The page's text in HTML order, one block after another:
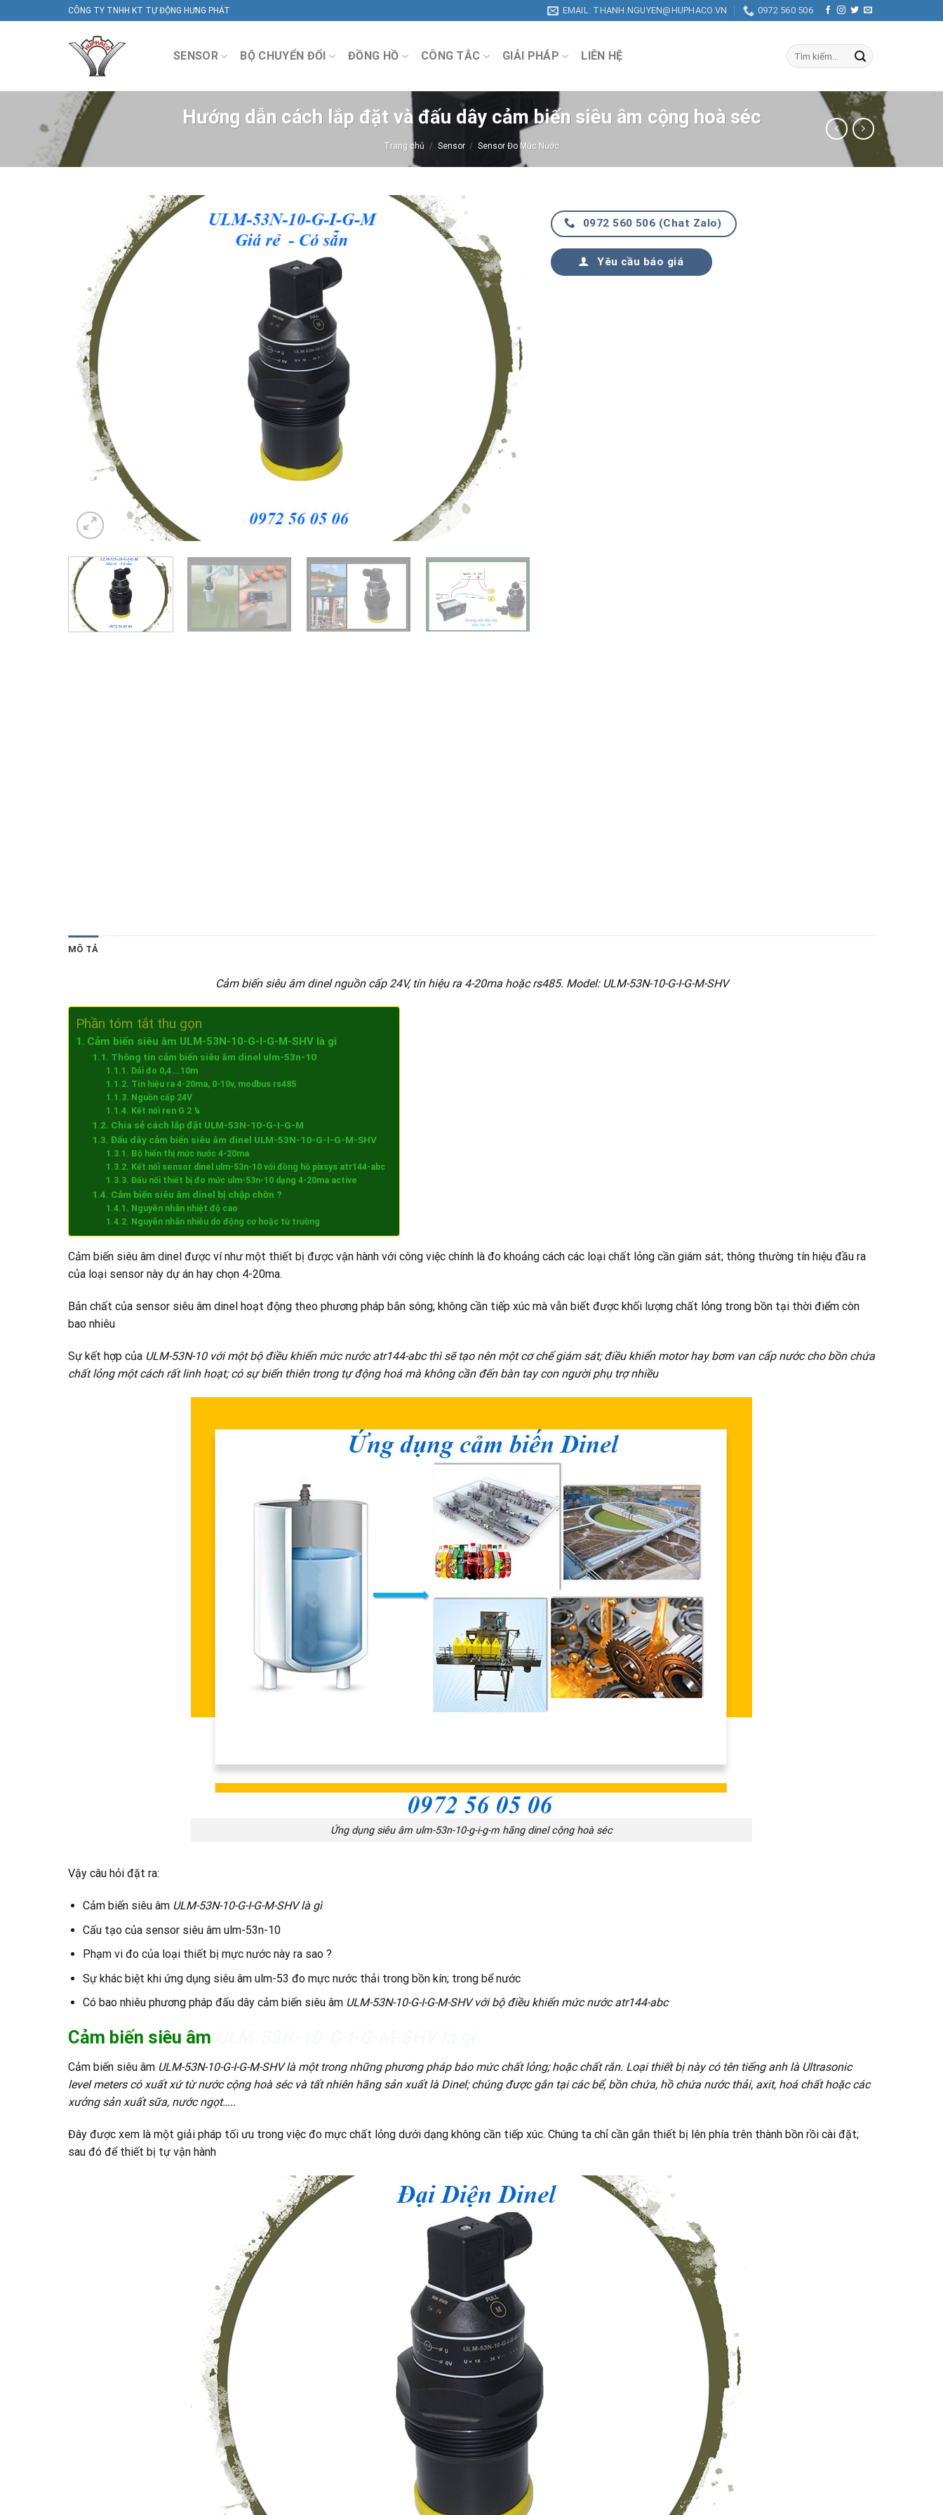
to
CÔNG TY TNHH KT TỰ ĐỘNG HƯNG PHÁT EMAIL: THANH.NGUYEN@HUPHACO.VN 0972 560 506
SENSOR BỘ CHUYỂN ĐỔI ĐỒNG HỒ CÔNG TẮC GIẢI PHÁP LIÊN HỆ
Tìm
kiếm:
Hướng dẫn cách lắp đặt và đấu dây cảm biến siêu âm cộng hoà séc
Trang chủ / Sensor / Sensor Đo Mức Nước
0972 560 506 (Chat Zalo)
Yêu cầu báo giá
MÔ TẢ
Cảm biến siêu âm dinel nguồn cấp 24V, tín hiệu ra 4-20ma hoặc rs485. Model: ULM-53N-10-G-I-G-M-SHV
Phần tóm tắt thu gọn
Cảm biến siêu âm ULM-53N-10-G-I-G-M-SHV là gì
Thông tin cảm biến siêu âm dinel ulm-53n-10
Dải đo 0,4….10m
Tín hiệu ra 4-20ma, 0-10v, modbus rs485
Nguồn cấp 24V
Kết nối ren G 2 ¼
Chia sẻ cách lắp đặt ULM-53N-10-G-I-G-M
Đấu dây cảm biến siêu âm dinel ULM-53N-10-G-I-G-M-SHV
Bộ hiển thị mức nước 4-20ma
Kết nối sensor dinel ulm-53n-10 với đồng hồ pixsys atr144-abc
Đấu nối thiết bị đo mức ulm-53n-10 dạng 4-20ma active
Cảm biến siêu âm dinel bị chập chờn ?
Nguyên nhân nhiệt độ cao
Nguyên nhân nhiễu do động cơ hoặc từ trường
Cảm biến siêu âm dinel được ví như một thiết bị được vận hành với công việc chính là đo khoảng cách các loại chất lỏng cần giám sát; thông thường tín hiệu đầu ra
của loại sensor này dự án hay chọn 4-20ma.
Bản chất của sensor siêu âm dinel hoạt động theo phương pháp bắn sóng; không cần tiếp xúc mà vẫn biết được khối lượng chất lỏng trong bồn tại thời điểm còn
bao nhiêu
Sự kết hợp của ULM-53N-10 với một bộ điều khiển mức nước atr144-abc thì sẽ tạo nên một cơ chế giám sát; điều khiển motor hay bơm van cấp nước cho bồn chứa
chất lỏng một cách rất linh hoạt; có sự biến thiên trong tự động hoá mà không cần đến bàn tay con người phụ trợ nhiều
Ứng dụng siêu âm ulm-53n-10-g-i-g-m hãng dinel cộng hoà séc
Vậy câu hỏi đặt ra:
Cảm biến siêu âm ULM-53N-10-G-I-G-M-SHV là gì
Cấu tạo của sensor siêu âm ulm-53n-10
Phạm vi đo của loại thiết bị mực nước này ra sao ?
Sự khác biệt khi ứng dụng siêu âm ulm-53 đo mực nước thải trong bồn kín; trong bể nước
Có bao nhiêu phương pháp đấu dây cảm biến siêu âm ULM-53N-10-G-I-G-M-SHV với bộ điều khiển mức nước atr144-abc
Cảm biến siêu âm
Cảm biến siêu âm ULM-53N-10-G-I-G-M-SHV là một trong những phương pháp báo mức chất lỏng; hoặc chất rắn. Loại thiết bị này có tên tiếng anh là Ultrasonic
level meters có xuất xứ từ nước cộng hoà séc và tất nhiên hãng sản xuất là Dinel; chúng được gắn tại các bể, bồn chứa, hồ chứa nước thải, axit, hoá chất hoặc các
xưởng sản xuất sữa, nước ngọt…..
Đây được xem là một giải pháp tối ưu trong việc đo mực chất lỏng dưới dạng không cần tiếp xúc. Chúng ta chỉ cần gắn thiết bị lên phía trên thành bồn rồi cài đặt;
sau đó để thiết bị tự vận hành